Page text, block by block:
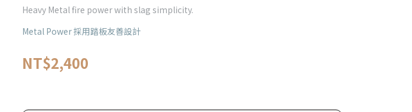
Heavy Metal fire power with slag simplicity.
Metal Power 採用踏板友善設計
NT$2,400